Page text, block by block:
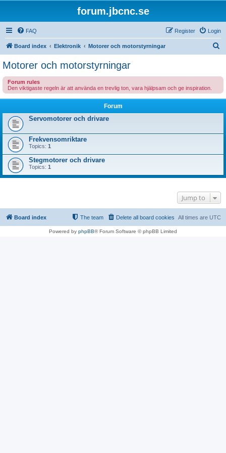
forum.jbcnc.se
FAQ Login
Register
Board index Elektronik Motorer och motorstyrningar
c
Motorer och motorstyrningar
Forum rules
Den viktigaste regeln är att använda en trevlig ton, vara hjälpsam och ge inspiration.
Forum
Servomotorer och drivare
Frekvensomriktare
Topics: 1
Stegmotorer och drivare
Topics: 1
Jump to
Board index All times are UTC
Delete all board cookies
The team
Powered by phpBB® Forum Software © phpBB Limited